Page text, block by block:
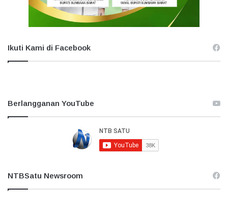
Ikuti Kami di Facebook
Berlangganan YouTube
NTBSatu Newsroom